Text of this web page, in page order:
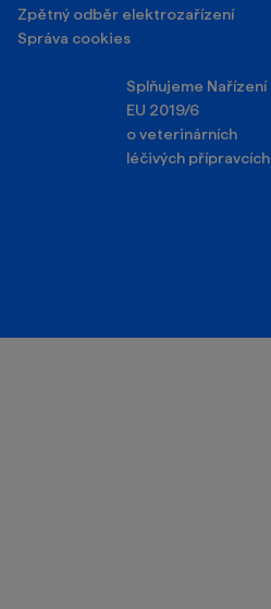
Zpětný odběr elektrozařízení
Správa cookies
Splňujeme Nařízení
EU 2019/6
o veterinárních
léčivých přípravcích